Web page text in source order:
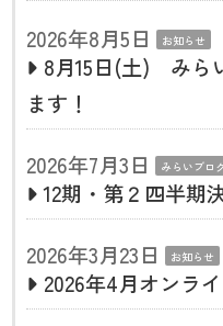
2026年8月5日 お知らせ
8月15日(土) みら
ます！
2026年7月3日
みらいブロ
12期・第２四半期
2026年3月23日
お知らせ
2026年4月オンラ